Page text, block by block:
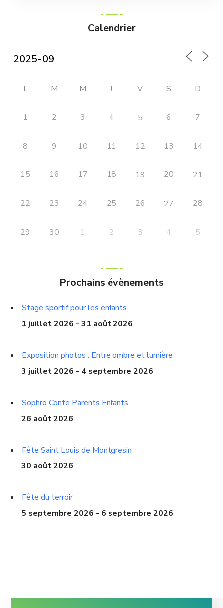
Calendrier
L M M J V S D
1 2 3 4 5 6 7
8 9 10 11 12 13 14
15 16 17 18 19 20 21
22 23 24 25 26 27 28
29 30 1 2 3 4 5
Prochains évènements
Stage sportif pour les enfants
1 juillet 2026 - 31 août 2026
Exposition photos : Entre ombre et lumière
3 juillet 2026 - 4 septembre 2026
Sophro Conte Parents Enfants
26 août 2026
Fête Saint Louis de Montgresin
30 août 2026
Fête du terroir
5 septembre 2026 - 6 septembre 2026